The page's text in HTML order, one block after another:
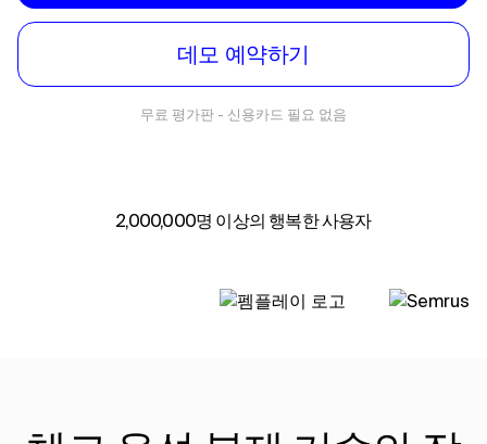
데모 예약하기
무료 평가판 - 신용카드 필요 없음
2,000,000명 이상의 행복한 사용자